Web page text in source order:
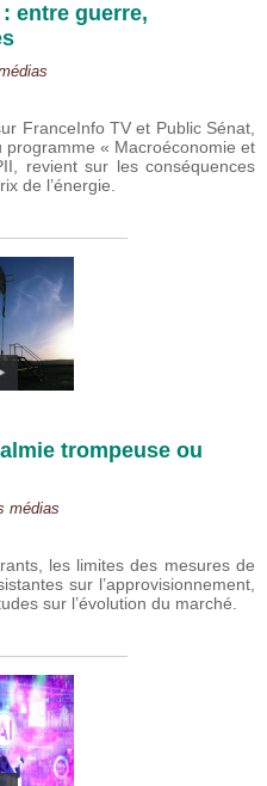
entre guerre,
FranceInfo TV et Public Sénat,
« Macroéconomie et
revient sur les conséquences
de l’énergie.
trompeuse ou
médias
les limites des mesures de
sur l’approvisionnement,
sur l’évolution du marché.